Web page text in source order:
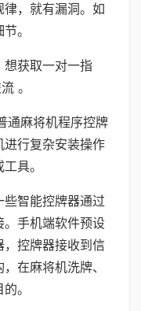
，就有漏洞。如
。
想获取一对一指
。
通麻将机程序控牌
行复杂安装操作
具。
智能控牌器通过
。手机端软件预设
控牌器接收到信
在麻将机洗牌、
。